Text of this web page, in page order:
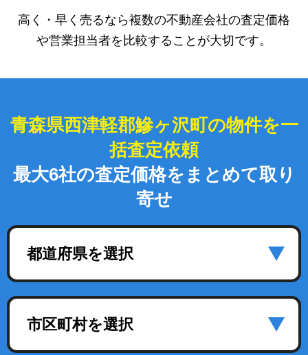
高く・早く売るなら複数の不動産会社の査定価格
や営業担当者を比較することが大切です。
青森県西津軽郡鰺ヶ沢町の物件を一
括査定依頼
最大6社の査定価格をまとめて取り
寄せ
都道府県を選択
市区町村を選択